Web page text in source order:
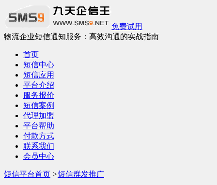
免费试用
物流企业短信通知服务：高效沟通的实战指南
首页
短信中心
短信应用
平台介绍
服务报价
短信案例
代理加盟
平台帮助
付款方式
联系我们
会员中心
短信平台首页 >短信群发推广